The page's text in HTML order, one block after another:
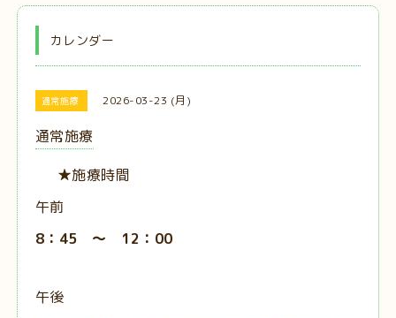
カレンダー
通常施療 2026-03-23 (月)
通常施療
★施療時間
午前
8：45 ～ 12：00
午後